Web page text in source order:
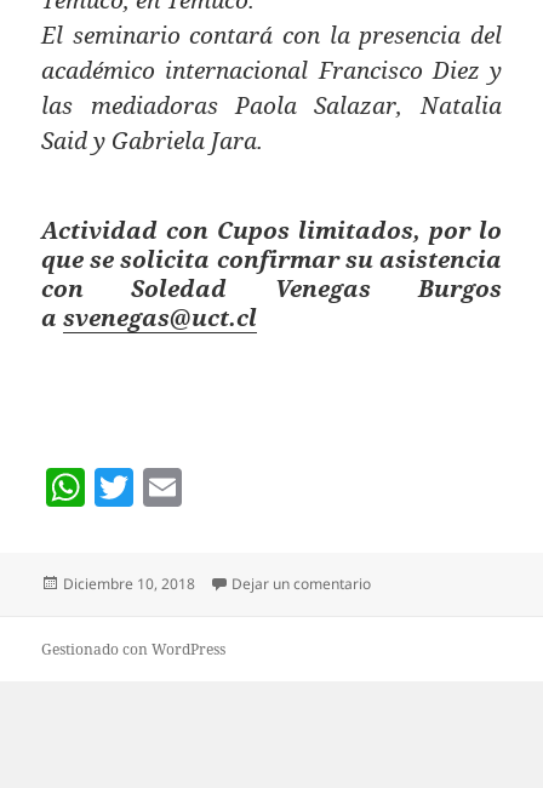
El seminario contará con la presencia del
académico internacional Francisco Diez y
las mediadoras Paola Salazar, Natalia
Said y Gabriela Jara.
Actividad con Cupos limitados, por lo
que se solicita confirmar su asistencia
con Soledad Venegas Burgos
asvenegas@uct.cl
W
h
at
s
A
T
w
erl
Publicado
Diciembre 10, 2018 Dejar un comentarioen Seminario
Gestionado con WordPress